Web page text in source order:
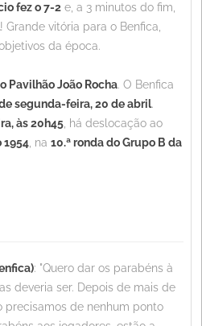
fez o 7-2 e, a 3 minutos do fim,
! Grande vitória para o Benfica,
da época.
Pavilhão João Rocha. O Benfica
segunda-feira, 20 de abril.
às 20h45 , há deslocação ao
1954 , na 10.ª ronda do Grupo B da
: "Quero dar os parabéns à
deveria ser. Depois de mais de
precisamos de nenhum ponto